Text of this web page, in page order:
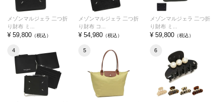
メゾンマルジェラ 二つ折
り財布 ミ...
¥ 59,800 （税込）
メゾンマルジェラ 二つ折
り財布 コ...
¥ 54,980 （税込）
メゾンマルジェラ 二つ折
り財布 ミ...
¥ 59,800（税込）
4 5 6